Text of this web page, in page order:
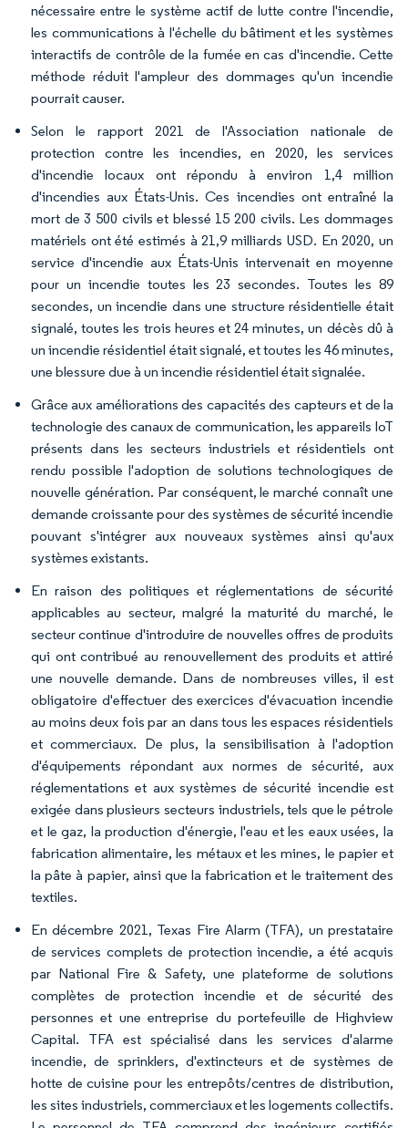
nécessaire entre le système actif de lutte contre l'incendie,
les communications à l'échelle du bâtiment et les systèmes
interactifs de contrôle de la fumée en cas d'incendie. Cette
méthode réduit l'ampleur des dommages qu'un incendie
pourrait causer.
Selon le rapport 2021 de l'Association nationale de
protection contre les incendies, en 2020, les services
d'incendie locaux ont répondu à environ 1,4 million
d'incendies aux États-Unis. Ces incendies ont entraîné la
mort de 3 500 civils et blessé 15 200 civils. Les dommages
matériels ont été estimés à 21,9 milliards USD. En 2020, un
service d'incendie aux États-Unis intervenait en moyenne
pour un incendie toutes les 23 secondes. Toutes les 89
secondes, un incendie dans une structure résidentielle était
signalé, toutes les trois heures et 24 minutes, un décès dû à
un incendie résidentiel était signalé, et toutes les 46 minutes,
une blessure due à un incendie résidentiel était signalée.
Grâce aux améliorations des capacités des capteurs et de la
technologie des canaux de communication, les appareils IoT
présents dans les secteurs industriels et résidentiels ont
rendu possible l'adoption de solutions technologiques de
nouvelle génération. Par conséquent, le marché connaît une
demande croissante pour des systèmes de sécurité incendie
pouvant s'intégrer aux nouveaux systèmes ainsi qu'aux
systèmes existants.
En raison des politiques et réglementations de sécurité
applicables au secteur, malgré la maturité du marché, le
secteur continue d'introduire de nouvelles offres de produits
qui ont contribué au renouvellement des produits et attiré
une nouvelle demande. Dans de nombreuses villes, il est
obligatoire d'effectuer des exercices d'évacuation incendie
au moins deux fois par an dans tous les espaces résidentiels
et commerciaux. De plus, la sensibilisation à l'adoption
d'équipements répondant aux normes de sécurité, aux
réglementations et aux systèmes de sécurité incendie est
exigée dans plusieurs secteurs industriels, tels que le pétrole
et le gaz, la production d'énergie, l'eau et les eaux usées, la
fabrication alimentaire, les métaux et les mines, le papier et
la pâte à papier, ainsi que la fabrication et le traitement des
textiles.
En décembre 2021, Texas Fire Alarm (TFA), un prestataire
de services complets de protection incendie, a été acquis
par National Fire & Safety, une plateforme de solutions
complètes de protection incendie et de sécurité des
personnes et une entreprise du portefeuille de Highview
Capital. TFA est spécialisé dans les services d'alarme
incendie, de sprinklers, d'extincteurs et de systèmes de
hotte de cuisine pour les entrepôts/centres de distribution,
les sites industriels, commerciaux et les logements collectifs.